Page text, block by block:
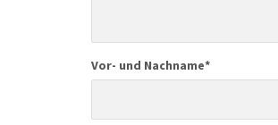
Vor- und Nachname*